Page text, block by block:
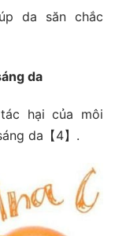
da săn chắc
da
hại của môi
da【4】.